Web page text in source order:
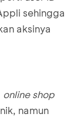
sehingga
aksinya
online shop
namun